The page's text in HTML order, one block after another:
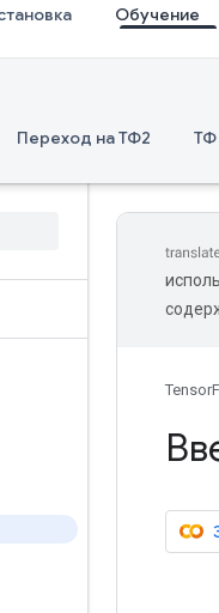
Обучение
Переход на ТФ2 ТФ